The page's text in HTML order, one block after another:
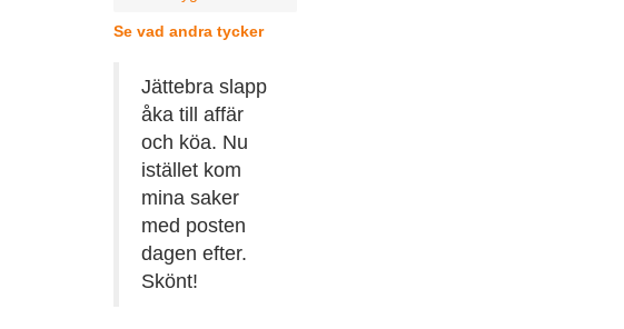
Se vad andra tycker
Jättebra slapp
åka till affär
och köa. Nu
istället kom
mina saker
med posten
dagen efter.
Skönt!